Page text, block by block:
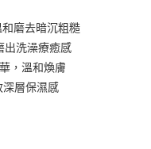
磨去暗沉粗糙
出洗澡療癒感
，溫和煥膚
層保濕感